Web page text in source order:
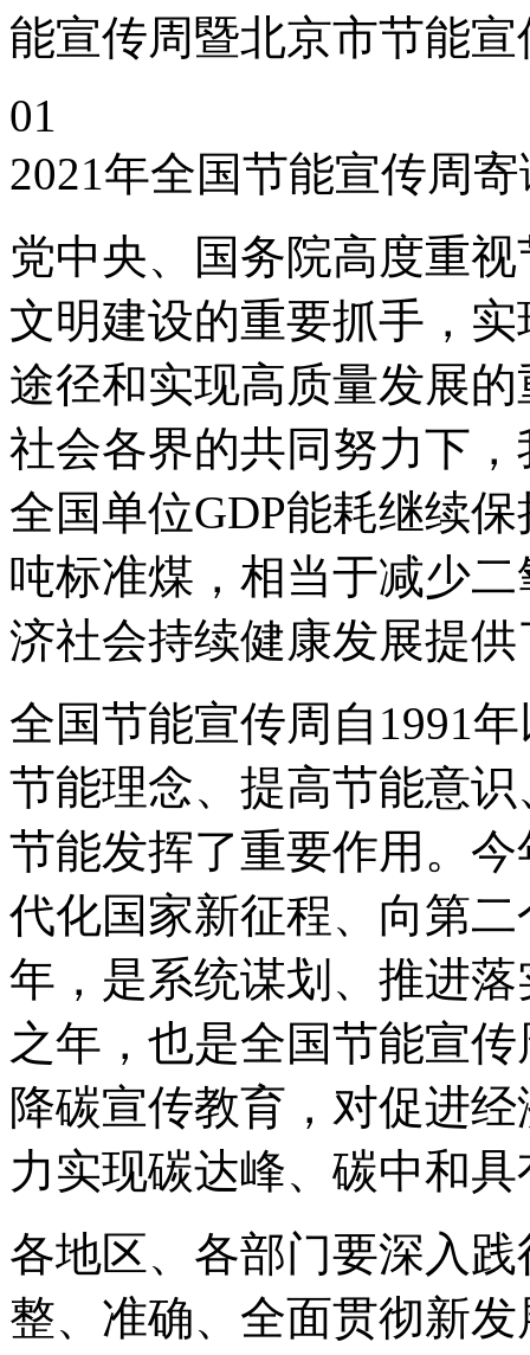
能宣传周暨北京市节能宣
01
2021年全国节能宣传周
党中央、国务院高度重
文明建设的重要抓手，
途径和实现高质量发展
社会各界的共同努力下
全国单位GDP能耗继续
吨标准煤，相当于减少
济社会持续健康发展提
全国节能宣传周自1991
节能理念、提高节能意
节能发挥了重要作用。
代化国家新征程、向第
年，是系统谋划、推进
之年，也是全国节能宣
降碳宣传教育，对促进
力实现碳达峰、碳中和
各地区、各部门要深入
整、准确、全面贯彻新